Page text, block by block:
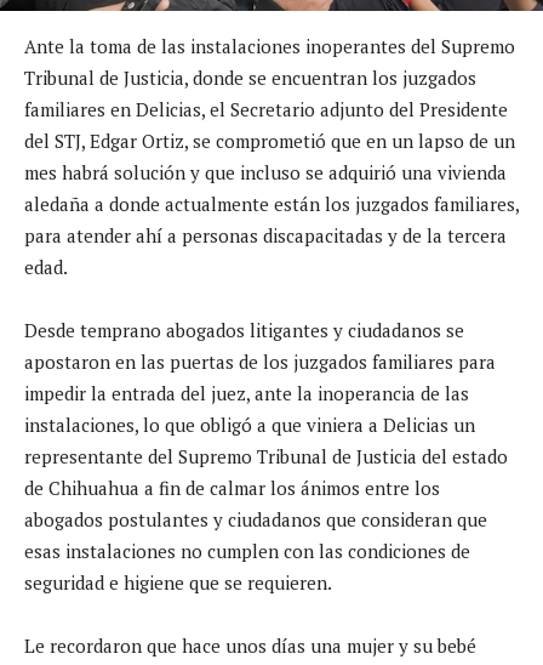
Ante la toma de las instalaciones inoperantes del Supremo
Tribunal de Justicia, donde se encuentran los juzgados
familiares en Delicias, el Secretario adjunto del Presidente
del STJ, Edgar Ortiz, se comprometió que en un lapso de un
mes habrá solución y que incluso se adquirió una vivienda
aledaña a donde actualmente están los juzgados familiares,
para atender ahí a personas discapacitadas y de la tercera
edad.
Desde temprano abogados litigantes y ciudadanos se
apostaron en las puertas de los juzgados familiares para
impedir la entrada del juez, ante la inoperancia de las
instalaciones, lo que obligó a que viniera a Delicias un
representante del Supremo Tribunal de Justicia del estado
de Chihuahua a fin de calmar los ánimos entre los
abogados postulantes y ciudadanos que consideran que
esas instalaciones no cumplen con las condiciones de
seguridad e higiene que se requieren.
Le recordaron que hace unos días una mujer y su bebé